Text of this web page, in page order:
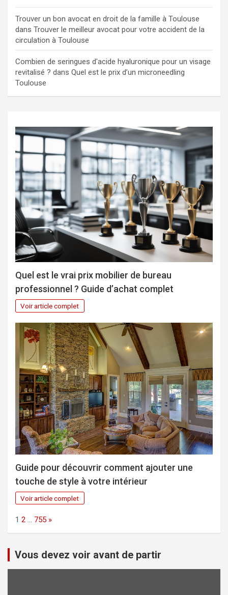
Trouver un bon avocat en droit de la famille à Toulouse
dans Trouver le meilleur avocat pour votre accident de la
circulation à Toulouse
Combien de seringues d'acide hyaluronique pour un visage
revitalisé ? dans Quel est le prix d’un microneedling
Toulouse
Quel est le vrai prix mobilier de bureau
professionnel ? Guide d’achat complet
Voir article complet
Guide pour découvrir comment ajouter une
touche de style à votre intérieur
Voir article complet
Page:
1 2 … 755 Next
»
Vous devez voir avant de partir